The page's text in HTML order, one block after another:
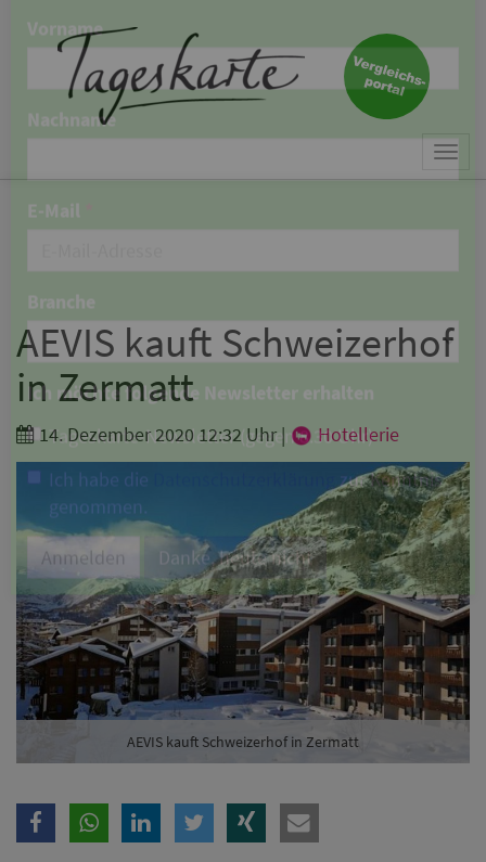
AEVIS kauft Schweizerhof
in Zermatt
14. Dezember 2020 12:32 Uhr| Hotellerie
AEVIS kauft Schweizerhof in Zermatt
×
Keine Nachricht mehr
verpassen!
Jetzt zum Tageskarte-Newsletter
Vorname
Nachname
E-Mail*
Ich möchte folgende Newsletter erhalten
Tageskarte-Newsletter (gegen 8.30 Uhr)
Ich habe dieDatenschutzerklärungzur Kenntnis
genommen.
Danke, heute nicht